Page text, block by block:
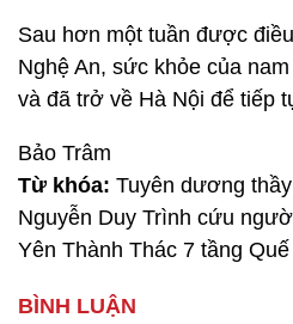
Sau hơn một tuần được
Nghệ An, sức khỏe của
và đã trở về Hà Nội để tiếp
Bảo Trâm
Từ khóa: Tuyên dương
Nguyễn Duy Trình cứu
Yên Thành Thác 7 tầng